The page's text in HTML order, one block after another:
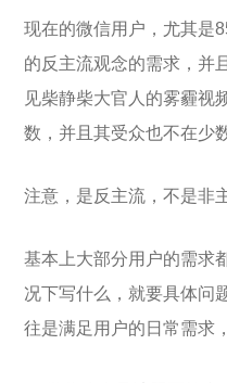
现在的微信用户，尤其是
的反主流观念的需求，并
见柴静柴大官人的雾霾视
数，并且其受众也不在少
注意，是反主流，不是非
基本上大部分用户的需求
况下写什么，就要具体问
往是满足用户的日常需求